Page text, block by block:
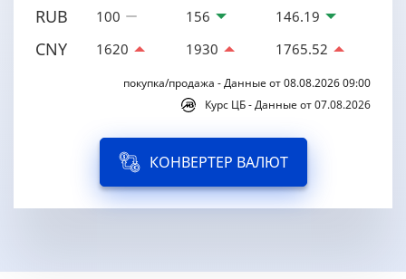
RUB 100 156 146.19
CNY 1620 1930 1765.52
покупка/продажа - Данные от 08.08.2026 09:00
Курс ЦБ - Данные от 07.08.2026
КОНВЕРТЕР ВАЛЮТ